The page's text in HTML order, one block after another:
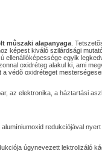
mûszaki alapanyaga.
képest kiváló szilárdsági
ellenállóképessége egyik
oxidréteg alakul ki, ami
védõ oxidréteget
az elektronika, a háztartási
redukciójával nyert
úgynevezett lektrolizáló